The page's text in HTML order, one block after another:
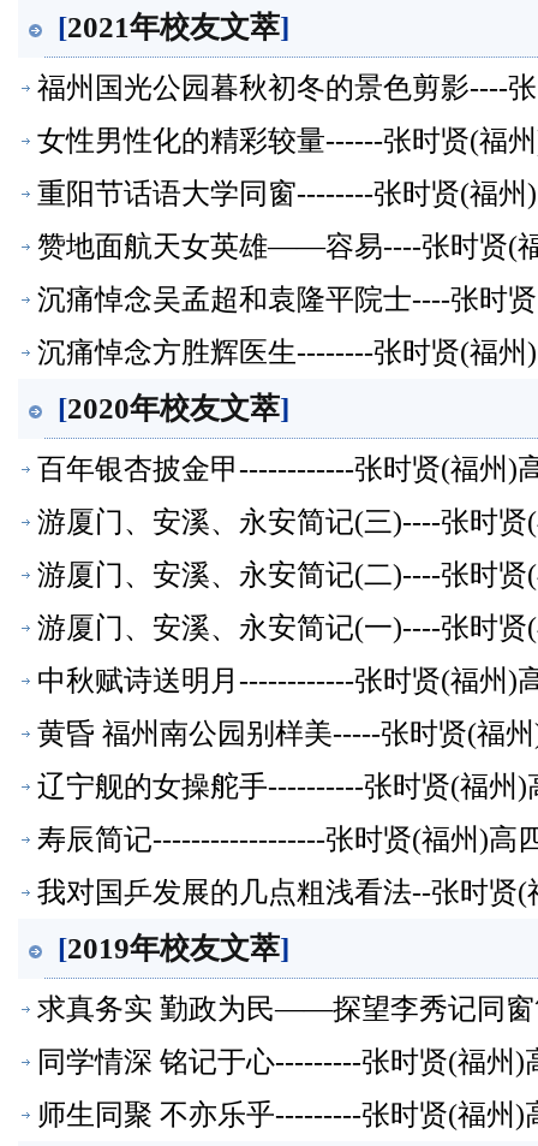
[2021年校友文萃]
福州国光公园暮秋初冬的景色剪影----
女性男性化的精彩较量------张时贤(福
重阳节话语大学同窗--------张时贤(福
赞地面航天女英雄——容易----张时贤(
沉痛悼念吴孟超和袁隆平院士----张时
沉痛悼念方胜辉医生--------张时贤(福
[2020年校友文萃]
百年银杏披金甲------------张时贤(福州)
游厦门、安溪、永安简记(三)----张时
游厦门、安溪、永安简记(二)----张时
游厦门、安溪、永安简记(一)----张时
中秋赋诗送明月------------张时贤(福州)
黄昏 福州南公园别样美-----张时贤(福
辽宁舰的女操舵手----------张时贤(福州
寿辰简记------------------张时贤(福州)高
我对国乒发展的几点粗浅看法--张时贤
[2019年校友文萃]
求真务实 勤政为民——探望李秀记同
同学情深 铭记于心---------张时贤(福州)
师生同聚 不亦乐乎---------张时贤(福州)